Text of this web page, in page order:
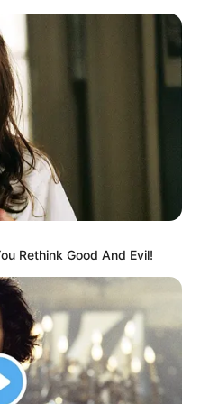
Burgen und
Windsheim und Ipsheim
Augsburg ein Feiertag):
in und im Umkreis von
und beschrieben.
in der Ausflugsregion
angrenzenden Gebieten.
oft eine große
und Burgen, weshalb
Seiten ebenfalls
Rethink Good And Evil!